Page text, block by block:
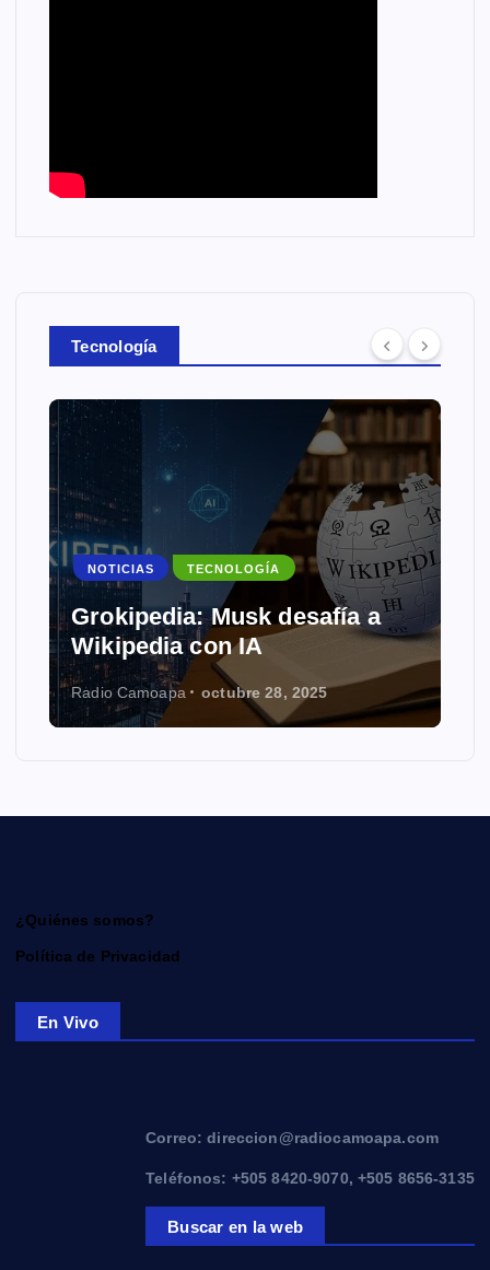
Tecnología
NOTICIAS TECNOLOGÍA
Grokipedia: Musk desafía a
Wikipedia con IA
Radio Camoapa octubre 28, 2025
¿Quiénes somos?
Política de Privacidad
En Vivo
Correo: direccion@radiocamoapa.com
Teléfonos: +505 8420-9070, +505 8656-3135
Buscar en la web